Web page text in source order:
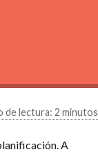
de lectura: 2 minutos
A